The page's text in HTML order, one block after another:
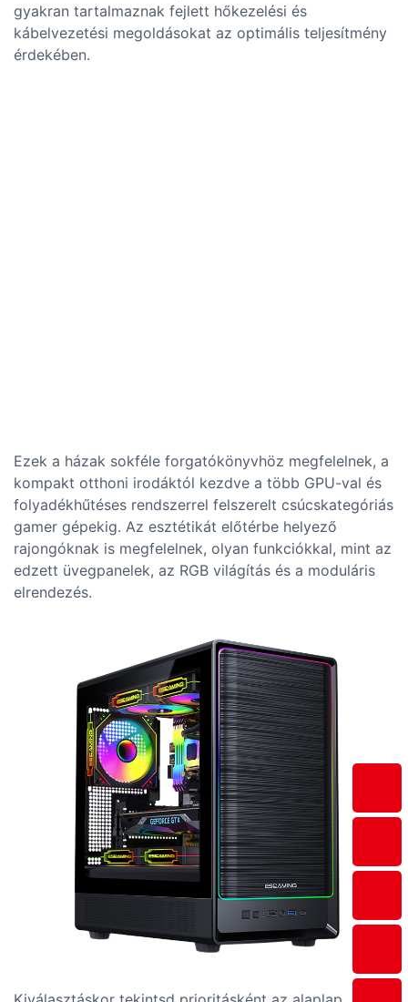
gyakran tartalmaznak fejlett hőkezelési és
kábelvezetési megoldásokat az optimális teljesítmény
érdekében.
Ezek a házak sokféle forgatókönyvhöz megfelelnek, a
kompakt otthoni irodáktól kezdve a több GPU-val és
folyadékhűtéses rendszerrel felszerelt csúcskategóriás
gamer gépekig. Az esztétikát előtérbe helyező
rajongóknak is megfelelnek, olyan funkciókkal, mint az
edzett üvegpanelek, az RGB világítás és a moduláris
elrendezés.